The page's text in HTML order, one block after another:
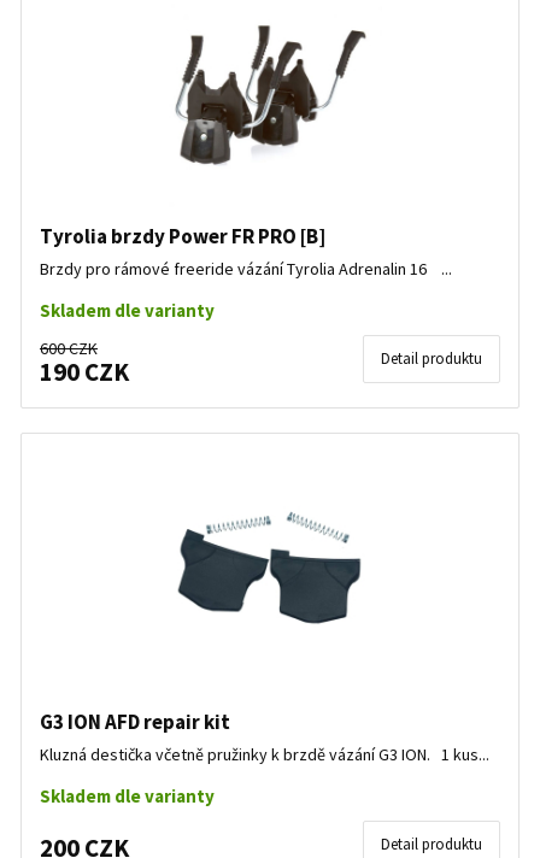
Tyrolia brzdy Power FR PRO [B]
Brzdy pro rámové freeride vázání Tyrolia Adrenalin 16 ...
Skladem dle varianty
600 CZK
190 CZK Detail produktu
G3 ION AFD repair kit
Kluzná destička včetně pružinky k brzdě vázání G3 ION. 1 kus...
Skladem dle varianty
200 CZK Detail produktu